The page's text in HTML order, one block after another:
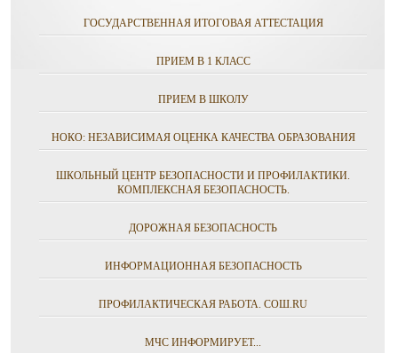
ГОСУДАРСТВЕННАЯ ИТОГОВАЯ АТТЕСТАЦИЯ
ПРИЕМ В 1 КЛАСС
ПРИЕМ В ШКОЛУ
НОКО: НЕЗАВИСИМАЯ ОЦЕНКА КАЧЕСТВА ОБРАЗОВАНИЯ
ШКОЛЬНЫЙ ЦЕНТР БЕЗОПАСНОСТИ И ПРОФИЛАКТИКИ.
КОМПЛЕКСНАЯ БЕЗОПАСНОСТЬ.
ДОРОЖНАЯ БЕЗОПАСНОСТЬ
ИНФОРМАЦИОННАЯ БЕЗОПАСНОСТЬ
ПРОФИЛАКТИЧЕСКАЯ РАБОТА. СОШ.RU
МЧС ИНФОРМИРУЕТ...